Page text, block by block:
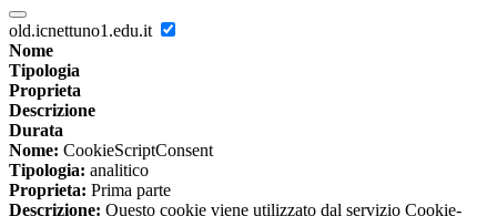
old.icnettuno1.edu.it
Nome
Tipologia
Proprieta
Descrizione
Durata
Nome: CookieScriptConsent
Tipologia: analitico
Proprieta: Prima parte
Descrizione: Questo cookie viene utilizzato dal servizio Cookie-